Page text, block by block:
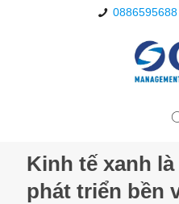
0886595688
Kinh tế xanh
phát triển bền